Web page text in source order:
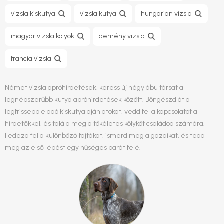
vizsla kiskutya vizsla kutya hungarian vizsla
magyar vizsla kölyök demény vizsla
francia vizsla
Német vizsla apróhirdetések, keress új négylábú társat a
legnépszerűbb kutya apróhirdetések között! Böngészd át a
legfrissebb eladó kiskutya ajánlatokat, vedd fel a kapcsolatot a
hirdetőkkel, és találd meg a tökéletes kölyköt családod számára.
Fedezd fel a különböző fajtákat, ismerd meg a gazdikat, és tedd
meg az első lépést egy hűséges barát felé.